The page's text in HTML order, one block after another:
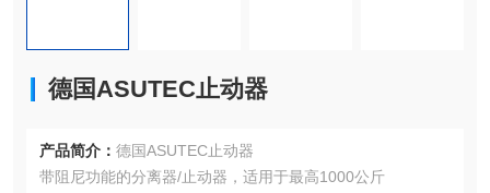
德国ASUTEC止动器
产品简介： 德国ASUTEC止动器
带阻尼功能的分离器/止动器，适用于最高1000公斤